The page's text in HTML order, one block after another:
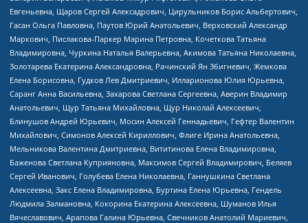
Евгеньевна, Щаров Сергей Алексадрович, Цирульников Борис Альбертович,
Гасан Ольга Павловна, Паутов Юрий Анатольевич, Верховский Александр
Маркович, Пислакова-Паркер Марина Петровна, Кочеткова Татьяна
Владимировна, Чуркина Наталья Валерьевна, Акимова Татьяна Николаевна,
Золотарева Екатерина Александровна, Рачинский Ян Збигневич, Жемкова
Елена Борисовна, Гудков Лев Дмитриевич, Илларионова Юлия Юрьевна,
Саранг Анна Васильевна, Захарова Светлана Сергеевна, Аверин Владимир
Анатольевич, Щур Татьяна Михайловна, Щур Николай Алексеевич,
Блинушов Андрей Юрьевич, Мосин Алексей Геннадьевич, Гефтер Валентин
Михайлович, Симонов Алексей Кириллович, Флиге Ирина Анатольевна,
Мельникова Валентина Дмитриевна, Вититинова Елена Владимировна,
Баженова Светлана Куприяновна, Максимов Сергей Владимирович, Беляев
Сергей Иванович, Голубева Елена Николаевна, Ганнушкина Светлана
Алексеевна, Закс Елена Владимировна, Буртина Елена Юрьевна, Гендель
Людмила Залмановна, Кокорина Екатерина Алексеевна, Шуманов Илья
Вячеславович, Арапова Галина Юрьевна, Свечников Анатолий Мариевич,